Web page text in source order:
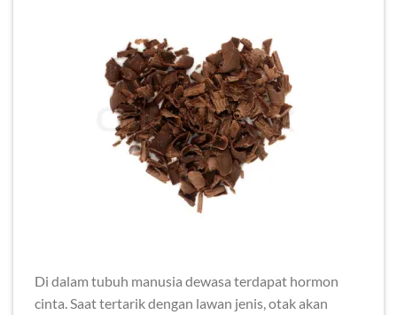
Di dalam tubuh manusia dewasa terdapat hormon
cinta. Saat tertarik dengan lawan jenis, otak akan